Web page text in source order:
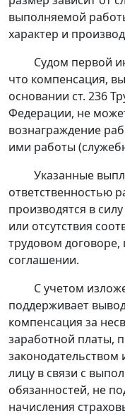
выполняемой
характер и
Судом первой
что компенсация,
основании ст. 236
Федерации, не
вознаграждение
ими работы
Указанные
ответственностью
производятся в
или отсутствия
трудовом договоре,
соглашении.
С учетом
поддерживает
компенсация за
заработной платы,
лицу в связи с
обязанностей, не
начисления